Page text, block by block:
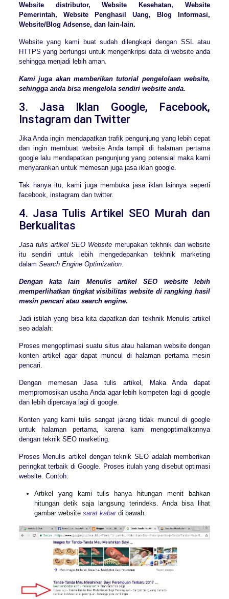
Website distributor, Website Kesehatan, Website
Pemerintah, Website Penghasil Uang, Blog Informasi,
Website/Blog Adsense, dan lain-lain.
Website yang kami buat sudah dilengkapi dengan SSL atau
HTTPS yang berfungsi untuk mengenkripsi data di website anda
sehingga menjadi lebih aman.
Kami juga akan memberikan tutorial pengelolaan website,
sehingga anda bisa mengelola sendiri website anda.
3. Jasa Iklan Google, Facebook,
Instagram dan Twitter
Jika Anda ingin mendapatkan trafik pengunjung yang lebih cepat
dan ingin membuat website Anda tampil di halaman pertama
google lalu mendapatkan pengunjung yang potensial maka kami
menyarankan untuk memesan juga jasa iklan google.
Tak hanya itu, kami juga membuka jasa iklan lainnya seperti
facebook, instagram dan twitter.
4. Jasa Tulis Artikel SEO Murah dan
Berkualitas
Jasa tulis artikel SEO Website merupakan tekhnik dari website
itu sendiri untuk lebih mengedepankan tekhnik marketing
dalam Search Engine Optimization.
Dengan kata lain Menulis artikel SEO website lebih
memperlihatkan tingkat visibilitas website di rangking hasil
mesin pencari atau search engine.
Jadi istilah yang bisa kita dapatkan dari tekhnik Menulis artikel
seo adalah:
Proses mengoptimasi suatu situs atau halaman website dengan
konten artikel agar dapat muncul di halaman pertama mesin
pencari.
Dengan memesan Jasa tulis artikel, Maka Anda dapat
mempromosikan usaha Anda agar lebih kompeten lagi di google
dan lebih dipercaya lagi di google.
Konten yang kami tulis sangat jarang tidak muncul di google
untuk halaman pertama, karena kami mengoptimalkannya
dengan teknik SEO marketing.
Proses Menulis artikel dengan teknik SEO adalah memberikan
peringkat terbaik di Google. Proses itulah yang disebut optimasi
website. Contoh:
Artikel yang kami tulis hanya hitungan menit bahkan
hitungan detik saja langsung terindeks. Anda bisa lihat
gambar website sarat kabardi bawah: